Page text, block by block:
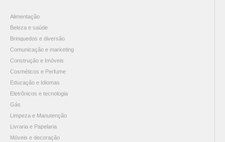
Alimentação
Beleza e saúde
Brinquedos e diversão
Comunicação e marketing
Construção e Imóveis
Cosméticos e Perfume
Educação e Idiomas
Eletrônicos e tecnologia
Gás
Limpeza e Manutenção
Livraria e Papelaria
Móveis e decoração